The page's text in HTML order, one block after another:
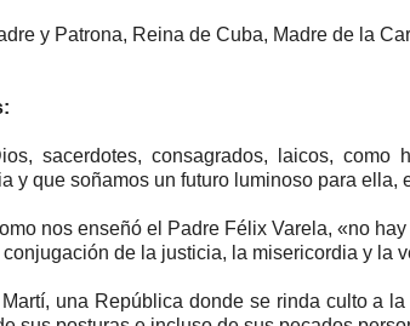
y Patrona, Reina de Cuba, Madre de la
sacerdotes, consagrados, laicos,
y que soñamos un futuro luminoso para ella,
nos enseñó el Padre Félix Varela, «no
de la justicia, la misericordia y la
una República donde se rinda culto a